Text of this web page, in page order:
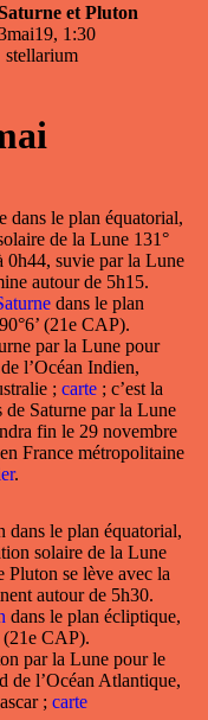
et Pluton
1:30
stellarium
dans le plan équatorial,
de la Lune 131°
0h44, suvie par la Lune
autour de 5h15.
dans le plan
(21e CAP).
par la Lune pour
l’Océan Indien,
; carte ; c’est la
de Saturne par la Lune
fin le 29 novembre
France métropolitaine
.
dans le plan équatorial,
solaire de la Lune
Pluton se lève avec la
autour de 5h30.
dans le plan écliptique,
(21e CAP).
par la Lune pour le
de l’Océan Atlantique,
; carte